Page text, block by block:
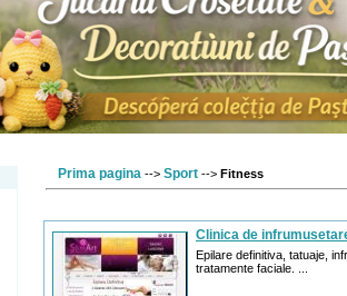
Prima pagina --> Sport --> Fitness
Clinica de
Epilare definitiva, tatuaje,
tratamente faciale. ...